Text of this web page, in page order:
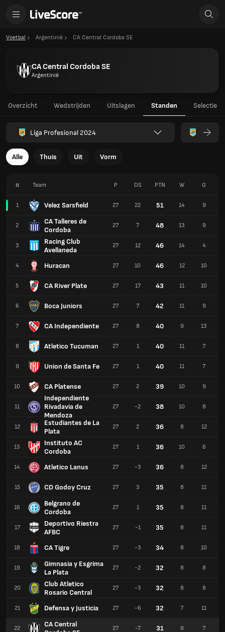
Voetbal Argentinië CA Central Cordoba SE
CA Central Cordoba SE
Argentinië
Overzicht Wedstrijden Uitslagen Standen Selectie
Liga Profesional 2024
Alle Thuis Uit Vorm
# Team
1 Velez Sarsfield
2
CA Talleres de
Cordoba
3
Racing Club
Avellaneda
4 Huracan
5 CA River Plate
6 Boca Juniors
7 CA Independiente
8 Atletico Tucuman
9 Union de Santa Fe
10 CA Platense
11
Independiente
Rivadavia de
Mendoza
12
Estudiantes de La
Plata
13
Instituto AC
Cordoba
14 Atletico Lanus
15 CD Godoy Cruz
16
Belgrano de
Cordoba
17
Deportivo Riestra
AFBC
18 CA Tigre
19
Gimnasia y Esgrima
La Plata
20
Club Atletico
Rosario Central
21 Defensa y Justicia
22
CA Central
P DS PTN W G
27 22 51 14 9
27 7 48 13 9
27 12 46 14 4
27 10 46 12 10
27 17 43 11 10
27 7 42 11 9
27 8 40 9 13
27 1 40 11 7
27 1 40 11 7
27 2 39 10 9
27 -2 38 10 8
27 2 36 8 12
27 1 36 10 6
27 -3 36 8 12
27 3 35 8 11
27 1 35 8 11
27 -1 35 8 11
27 -3 34 8 10
27 -2 32 8 8
27 -3 32 8 8
27 -6 32 7 11
27 -7 31 8 7